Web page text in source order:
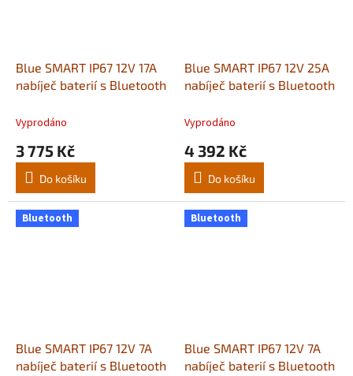
Blue SMART IP67 12V 17A
nabíječ baterií s Bluetooth
Vyprodáno
3 775 Kč
Do košíku
Blue SMART IP67 12V 25A
nabíječ baterií s Bluetooth
Vyprodáno
4 392 Kč
Do košíku
Bluetooth
Blue SMART IP67 12V 7A
nabíječ baterií s Bluetooth
Bluetooth
Blue SMART IP67 12V 7A
nabíječ baterií s Bluetooth